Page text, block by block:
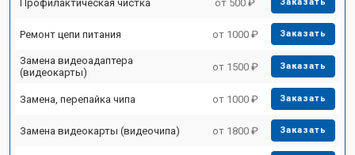
Профилактическая чистка от 500 ₽
Ремонт цепи питания от 1000 ₽ Заказать
Замена видеоадаптера
(видеокарты)
от 1500 ₽ Заказать
Замена, перепайка чипа от 1000 ₽ Заказать
Замена видеокарты (видеочипа) от 1800 ₽ Заказать